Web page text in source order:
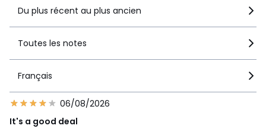
Du plus récent au plus ancien
Toutes les notes
Français
06/08/2026
It's a good deal